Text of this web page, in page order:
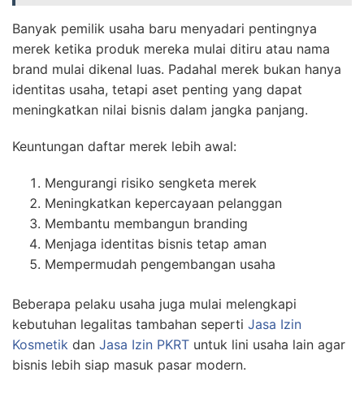
Banyak pemilik usaha baru menyadari pentingnya
merek ketika produk mereka mulai ditiru atau nama
brand mulai dikenal luas. Padahal merek bukan hanya
identitas usaha, tetapi aset penting yang dapat
meningkatkan nilai bisnis dalam jangka panjang.
Keuntungan daftar merek lebih awal:
Mengurangi risiko sengketa merek
Meningkatkan kepercayaan pelanggan
Membantu membangun branding
Menjaga identitas bisnis tetap aman
Mempermudah pengembangan usaha
Beberapa pelaku usaha juga mulai melengkapi
kebutuhan legalitas tambahan seperti Jasa Izin
Kosmetik dan Jasa Izin PKRT untuk lini usaha lain agar
bisnis lebih siap masuk pasar modern.